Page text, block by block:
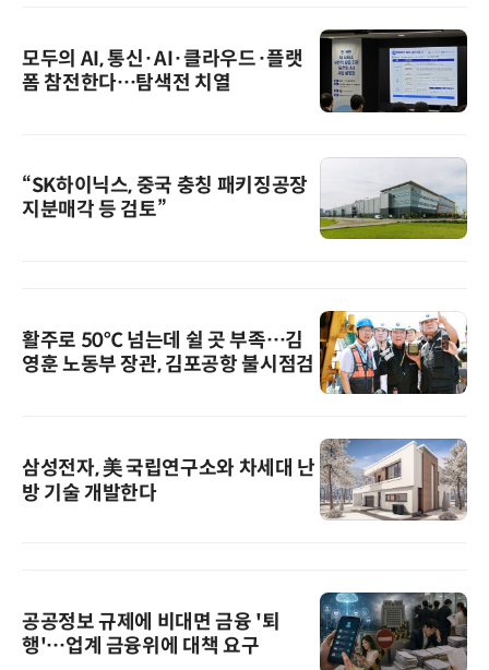
모두의 AI, 통신·AI·클라우드·플랫
폼 참전한다…탐색전 치열
“SK하이닉스, 중국 충칭 패키징공장
지분매각 등 검토”
활주로 50℃ 넘는데 쉴 곳 부족…김
영훈 노동부 장관, 김포공항 불시점검
삼성전자, 美 국립연구소와 차세대 난
방 기술 개발한다
공공정보 규제에 비대면 금융 '퇴
행'…업계 금융위에 대책 요구